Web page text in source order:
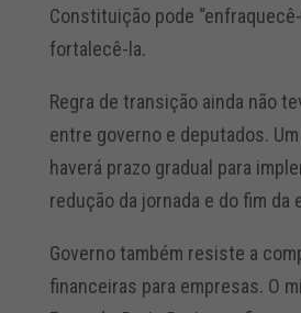
Constituição pode
fortalecê-la.
Regra de transição ainda não
entre governo e deputados.
haverá prazo gradual para
redução da jornada e do fim da
Governo também resiste a
financeiras para empresas. O